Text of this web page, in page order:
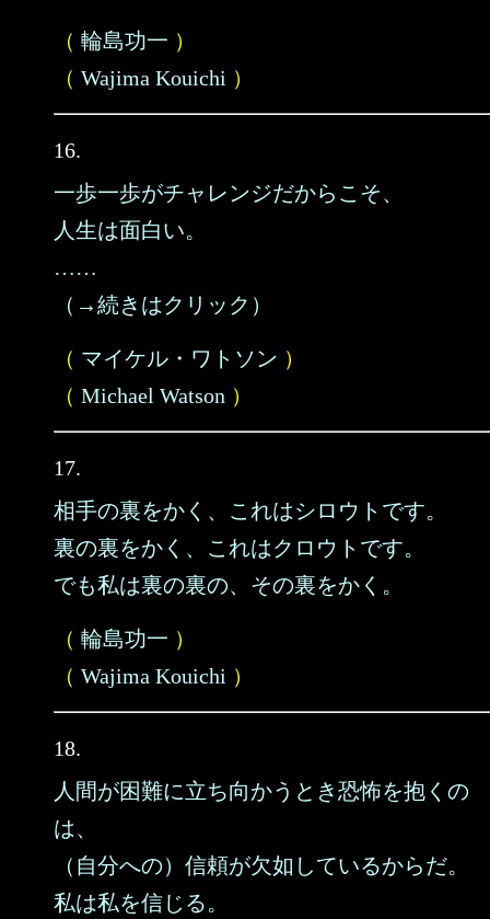
（ 輪島功一 ）
（ Wajima Kouichi ）
16.
一歩一歩がチャレンジだからこそ、
人生は面白い。
……
（→続きはクリック）
（ マイケル・ワトソン ）
（ Michael Watson ）
17.
相手の裏をかく、これはシロウトです。
裏の裏をかく、これはクロウトです。
でも私は裏の裏の、その裏をかく。
（ 輪島功一 ）
（ Wajima Kouichi ）
18.
人間が困難に立ち向かうとき恐怖を抱くの
は、
（自分への）信頼が欠如しているからだ。
私は私を信じる。